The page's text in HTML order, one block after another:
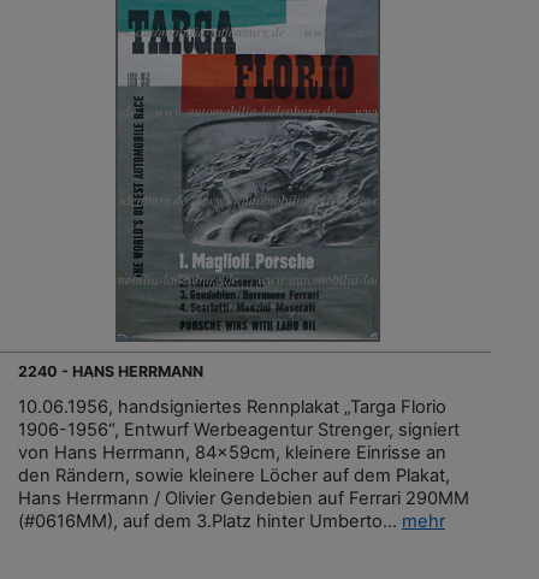
2240 - HANS HERRMANN
10.06.1956, handsigniertes Rennplakat „Targa Florio
1906-1956“, Entwurf Werbeagentur Strenger, signiert
von Hans Herrmann, 84x59cm, kleinere Einrisse an
den Rändern, sowie kleinere Löcher auf dem Plakat,
Hans Herrmann / Olivier Gendebien auf Ferrari 290MM
(#0616MM), auf dem 3.Platz hinter Umberto... mehr